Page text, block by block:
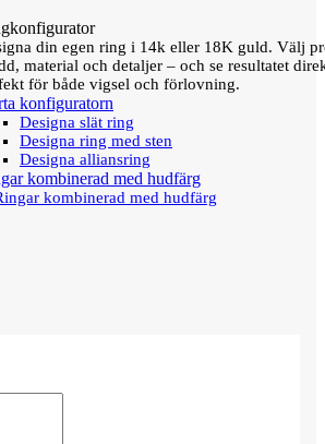
din egen ring i 14k eller 18K guld. Välj
material och detaljer – och se resultatet
för både vigsel och förlovning.
konfiguratorn
Designa slät ring
Designa ring med sten
Designa alliansring
kombinerad med hudfärg